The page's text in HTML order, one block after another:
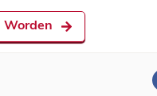
Worden